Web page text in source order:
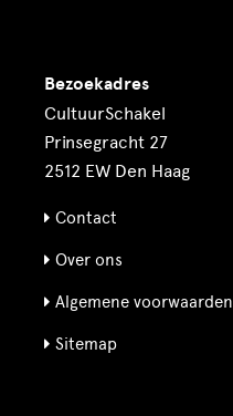
Bezoekadres
CultuurSchakel
Prinsegracht 27
2512 EW Den Haag
Contact
Over ons
Algemene voorwaarden
Sitemap